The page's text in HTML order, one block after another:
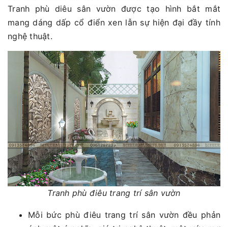
Tranh phù diêu sân vườn được tạo hình bắt mắt
mang dáng dấp cổ điển xen lẫn sự hiện đại đầy tính
nghệ thuật.
Tranh phù điêu trang trí sân vườn
Mỗi bức phù điêu trang trí sân vườn đều phản